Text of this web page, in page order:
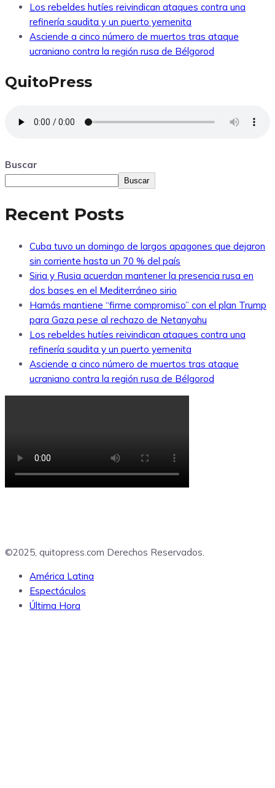
Los rebeldes hutíes reivindican ataques contra una
refinería saudita y un puerto yemenita
Asciende a cinco número de muertos tras ataque
ucraniano contra la región rusa de Bélgorod
QuitoPress
Buscar
Buscar
Recent Posts
Cuba tuvo un domingo de largos apagones que dejaron
sin corriente hasta un 70 % del país
Siria y Rusia acuerdan mantener la presencia rusa en
dos bases en el Mediterráneo sirio
Hamás mantiene “firme compromiso” con el plan Trump
para Gaza pese al rechazo de Netanyahu
Los rebeldes hutíes reivindican ataques contra una
refinería saudita y un puerto yemenita
Asciende a cinco número de muertos tras ataque
ucraniano contra la región rusa de Bélgorod
©2025, quitopress.com Derechos Reservados.
América Latina
Espectáculos
Última Hora